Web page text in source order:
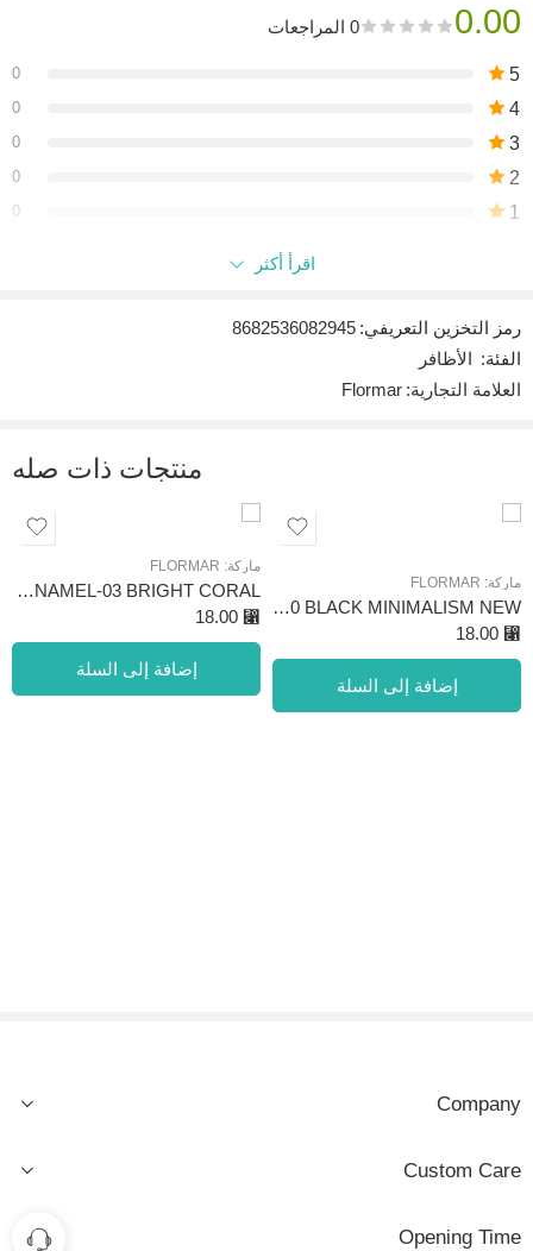
0.00 0 المراجعات
5
0
4
0
3
0
2
0
1
0
كن أول من يقيم “JELLY LOOK NAIL ENAMEL-97
التعليقات
لا توجد توصيات بعد.
اقرأ أكثر
رمز التخزين التعريفي: 8682536082945
الفئة:
الأظافر
العلامة التجارية: Flormar
منتجات ذات صله
ماركة: FLORMAR
QUICK DRY NAIL ENAMEL-10 BLACK MINIMALISM NEW
⃁
إضافة إلى السلة
ماركة: FLORMAR
QUICK DRY NAIL ENAMEL-03 BRIGHT CORAL
⃁
إضافة إلى السلة
Company
Custom Care
Opening Time